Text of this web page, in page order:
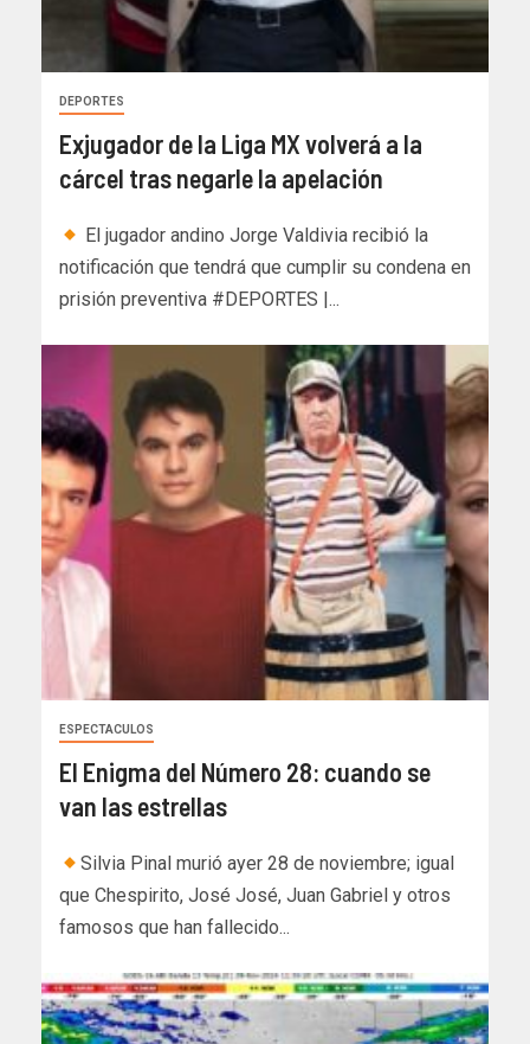
DEPORTES
Exjugador de la Liga MX volverá a la
cárcel tras negarle la apelación
El jugador andino Jorge Valdivia recibió la
notificación que tendrá que cumplir su condena en
prisión preventiva #DEPORTES |...
ESPECTACULOS
El Enigma del Número 28: cuando se
van las estrellas
Silvia Pinal murió ayer 28 de noviembre; igual
que Chespirito, José José, Juan Gabriel y otros
famosos que han fallecido...